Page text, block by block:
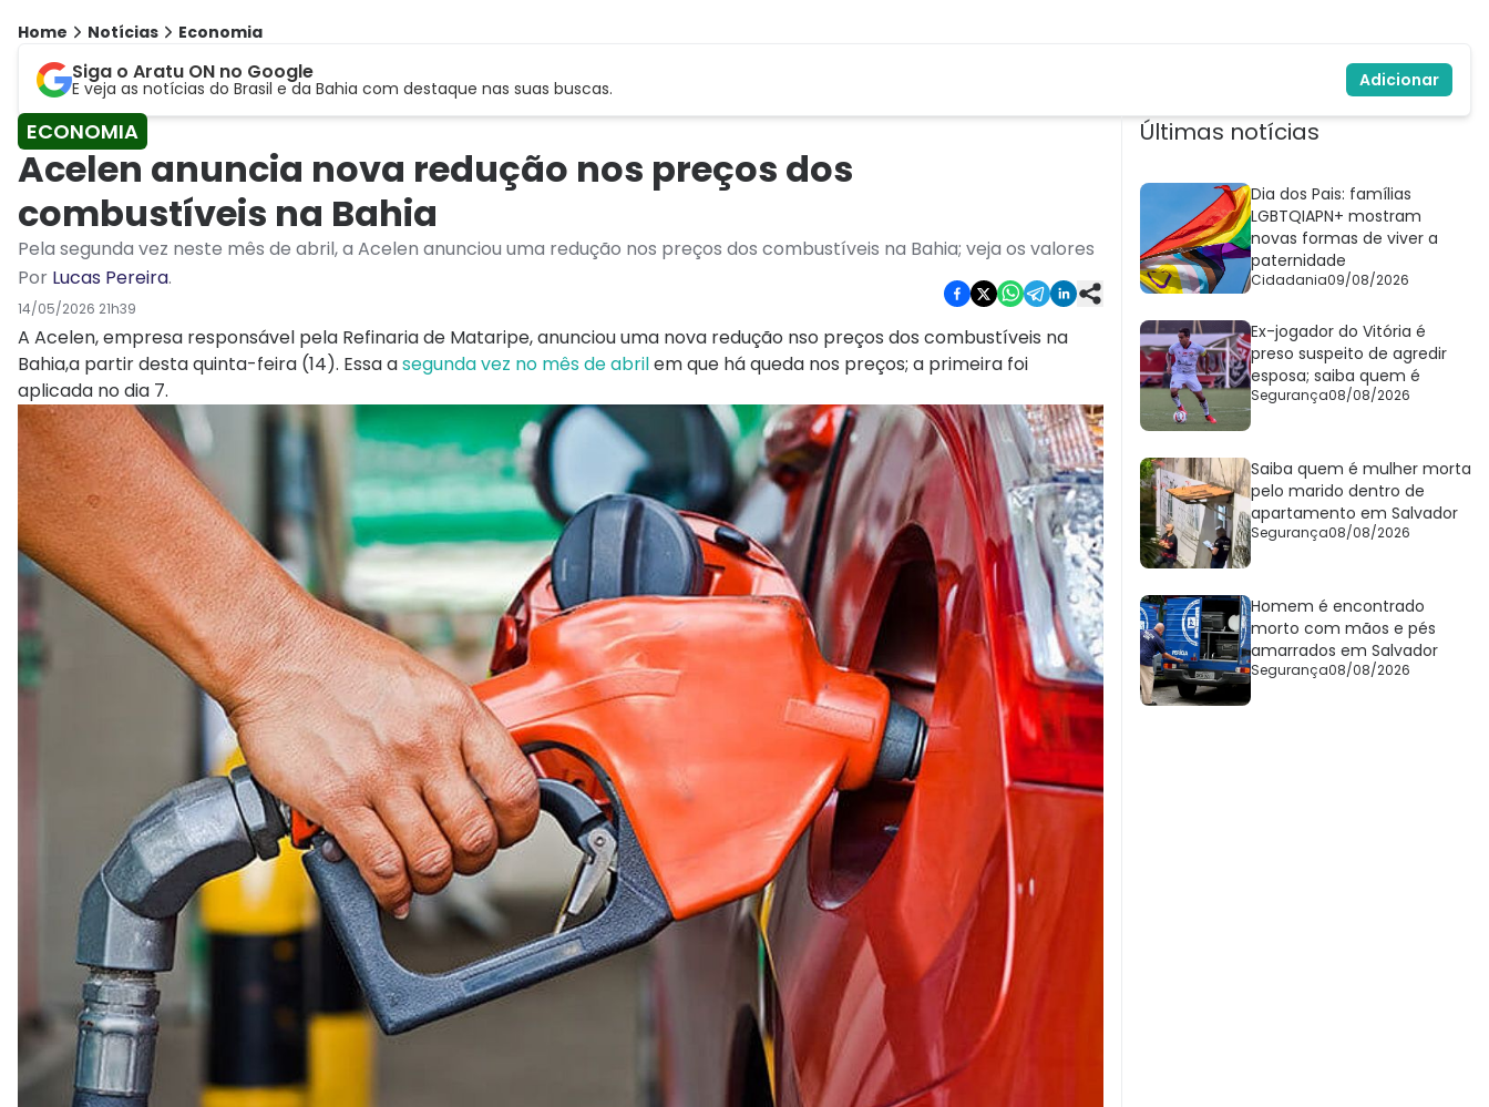
Home Notícias Economia
Siga o Aratu ON no Google
E veja as notícias do Brasil e da Bahia com destaque nas suas buscas. Adicionar
ECONOMIA
Acelen anuncia nova redução nos preços dos
combustíveis na Bahia
Pela segunda vez neste mês de abril, a Acelen anunciou uma redução nos preços dos combustíveis na Bahia; veja os valores
Por Lucas Pereira.
14/05/2026 21h39
A Acelen, empresa responsável pela Refinaria de Mataripe, anunciou uma nova redução nso preços dos combustíveis na
Bahia,a partir desta quinta-feira (14). Essa asegunda vez no mês de abrilem que há queda nos preços; a primeira foi
aplicada no dia 7.
Últimas notícias
Dia dos Pais: famílias
LGBTQIAPN+ mostram
novas formas de viver a
paternidade
Cidadania09/08/2026
Ex-jogador do Vitória é
preso suspeito de agredir
esposa; saiba quem é
Segurança08/08/2026
Saiba quem é mulher morta
pelo marido dentro de
apartamento em Salvador
Segurança08/08/2026
Homem é encontrado
morto com mãos e pés
amarrados em Salvador
Segurança08/08/2026